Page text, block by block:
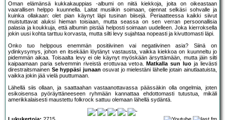
Oman elämänsä kukkakauppias -albumi on niitä kiekkoja, joita on oikeastaan
vaarallisen helppo kuunnella. Laitat musiikin soimaan, ojennat selkäsi sohvalle ja
kuinka ollakaan: olet pian käynyt läpi tusinan biisejä. Periaatteessa kaikki siivut
muistuttavat aluksi hieman toisiaan, mutta seassa on sen verran persoonallisia
palasia ja koukkuja, että albumin pistää helposti soimaan uudelleen. Joka kierroksella
jokin uusi kohta tarttuu korvasta, mutta silti levy sujahtaa nopeasti ja kivuttomasti läpi.
Onko tuo helppous enemmän positiivinen vai negatiivinen asia? Siinä on
ydinkysymys, johon en itsekään löytänyt vastausta, vaikka kiekkoa on kuunneltu jo
pidemmän aikaa. Toisaalta levy ei ole käynyt myöskään ärsyttämään, mutta jäin silti
kaipaamaan paria selvemmin riveistä erottuvaa vetoa. Matkalla sun luo ja lievästi
direstraitsmainen Se hyppäsi junaan osuvat jo mielestäni lähelle jotain ainutlaatuista,
vaikka jokin jää vielä puuttumaan.
Lähellä siis ollaan, ja saattaahan vastaanottavassa päässäkin olla ongelmia, joten
esikoisensa pyöräyttäneeseen ryhmään kannattaa ehdottomasti tutustua, mikäli
amerikkalaisesti maustettu folkrock sattuu olemaan lähellä sydäntä.